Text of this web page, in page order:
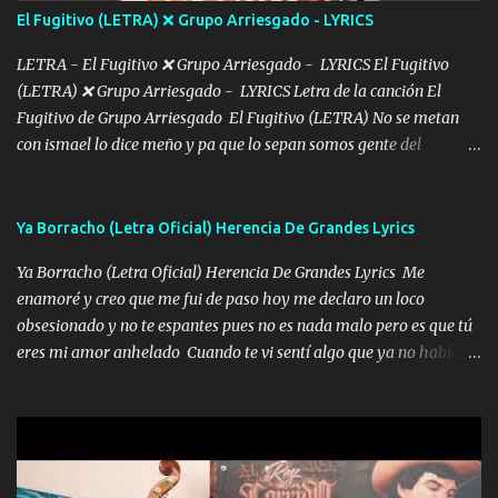
tú mi hermosa La que me alegra los días y sigo tomando Y
pensar... Que tú ya no vas a estar Pasarán... Solito me dejaras
Intentar... ...
El Fugitivo (LETRA) ❌ Grupo Arriesgado - LYRICS
LETRA - El Fugitivo ❌ Grupo Arriesgado - LYRICS El Fugitivo
(LETRA) ❌ Grupo Arriesgado - LYRICS Letra de la canción El
Fugitivo de Grupo Arriesgado El Fugitivo (LETRA) No se metan
con ismael lo dice meño y pa que lo sepan somos gente del
grande traemos la bandera 04 se oye por los radios y bien
ofrece también peleam'os bien atentó el compa huicho la corta al
cinto y radios colgados cuando salimos del rancho carros
blindándos y bien equipados no somos gente de problemas pero
defendemos muy bien nuestra tierra buena sombra nos cobija y el
porque lo estimo y lo quiero ami lado vivi...
Ya Borracho (Letra Oficial) Herencia De Grandes Lyrics
Ya Borracho (Letra Oficial) Herencia De Grandes Lyrics Me
enamoré y creo que me fui de paso hoy me declaro un loco
obsesionado y no te espantes pues no es nada malo pero es que tú
eres mi amor anhelado Cuando te vi sentí algo que ya no había
cariño de mi alma Que pa febrero vendré frente a ti con mis
preguntas y digas que sí hacernos novios y verte feliz y muy